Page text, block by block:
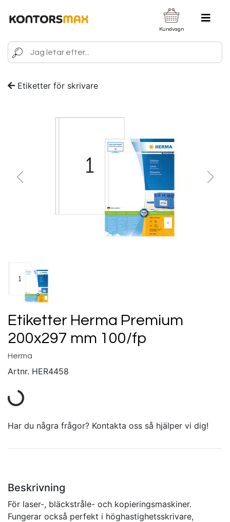
Kundvagn
Etiketter för skrivare
Etiketter Herma Premium
200x297 mm 100/fp
Herma
Artnr. HER4458
Har du några frågor? Kontakta oss så hjälper vi dig!
Beskrivning
För laser-, bläckstråle- och kopieringsmaskiner.
Fungerar också perfekt i höghastighetsskrivare,